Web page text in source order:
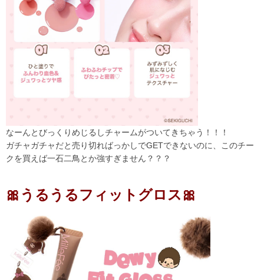
なーんとびっくりめじるしチャームがついてきちゃう！！！
ガチャガチャだと売り切ればっかしでGETできないのに、このチー
クを買えば一石二鳥とか強すぎません？？？
🎀うるうるフィットグロス🎀